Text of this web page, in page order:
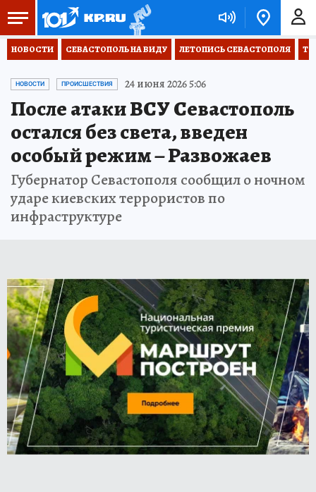
НОВОСТИ СЕВАСТОПОЛЬ НА ВИДУ ЛЕТОПИСЬ СЕВАСТОПОЛЯ
НОВОСТИ ПРОИСШЕСТВИЯ 24 июня 2026 5:06
После атаки ВСУ Севастополь
остался без света, введен
особый режим – Развожаев
Губернатор Севастополя сообщил о ночном
ударе киевских террористов по
инфраструктуре